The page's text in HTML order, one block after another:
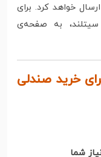
خواهد کرد. برای
سیتلند، به صفحه‌ی
خرید صندلی
شما